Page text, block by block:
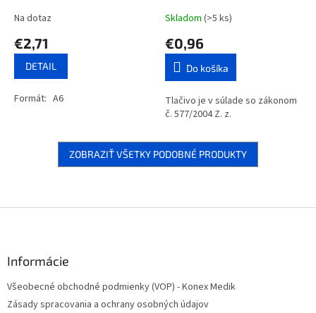
Na dotaz
€2,71
DETAIL
Formát: A6
Skladom (>5 ks)
€0,96
Do košíka
Tlačivo je v súlade so zákonom
č. 577/2004 Z. z.
ZOBRAZIŤ VŠETKY PODOBNÉ PRODUKTY
Informácie
Všeobecné obchodné podmienky (VOP) - Konex Medik
Zásady spracovania a ochrany osobných údajov